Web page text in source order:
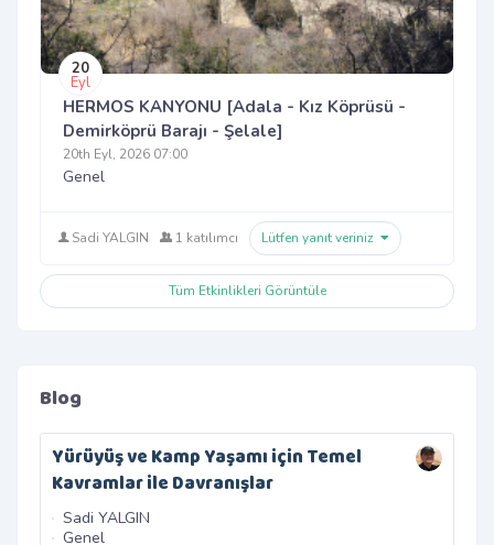
20
Eyl
HERMOS KANYONU [Adala - Kız Köprüsü -
Demirköprü Barajı - Şelale]
20th Eyl, 2026 07:00
Genel
Sadi YALGIN 1 katılımcı Lütfen yanıt veriniz
Tüm Etkinlikleri Görüntüle
Blog
Yürüyüş ve Kamp Yaşamı için Temel
Kavramlar ile Davranışlar
Sadi YALGIN
Genel